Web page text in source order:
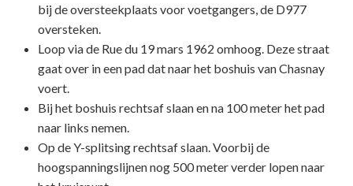
bij de oversteekplaats voor voetgangers, de D977
oversteken.
Loop via de Rue du 19 mars 1962 omhoog. Deze straat
gaat over in een pad dat naar het boshuis van Chasnay
voert.
Bij het boshuis rechtsaf slaan en na 100 meter het pad
naar links nemen.
Op de Y-splitsing rechtsaf slaan. Voorbij de
hoogspanningslijnen nog 500 meter verder lopen naar